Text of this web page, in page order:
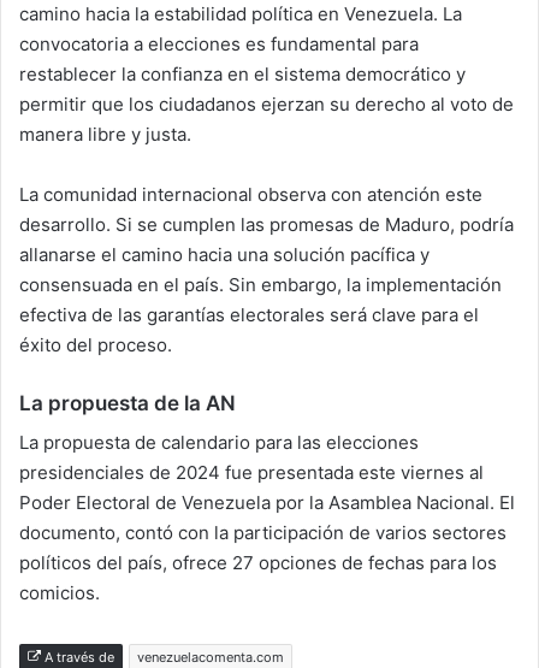
camino hacia la estabilidad política en Venezuela. La
convocatoria a elecciones es fundamental para
restablecer la confianza en el sistema democrático y
permitir que los ciudadanos ejerzan su derecho al voto de
manera libre y justa.
La comunidad internacional observa con atención este
desarrollo. Si se cumplen las promesas de Maduro, podría
allanarse el camino hacia una solución pacífica y
consensuada en el país. Sin embargo, la implementación
efectiva de las garantías electorales será clave para el
éxito del proceso.
La propuesta de la AN
La propuesta de calendario para las elecciones
presidenciales de 2024 fue presentada este viernes al
Poder Electoral de Venezuela por la Asamblea Nacional. El
documento, contó con la participación de varios sectores
políticos del país, ofrece 27 opciones de fechas para los
comicios.
A través de venezuelacomenta.com